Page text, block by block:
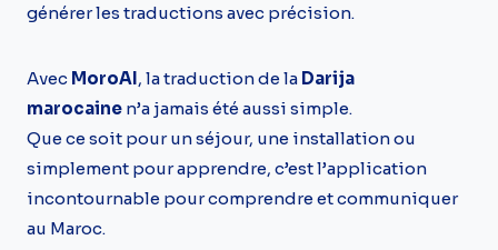
générer les traductions avec précision.
Avec MoroAI, la traduction de la Darija
marocaine n’a jamais été aussi simple.
Que ce soit pour un séjour, une installation ou
simplement pour apprendre, c’est l’application
incontournable pour comprendre et communiquer
au Maroc.